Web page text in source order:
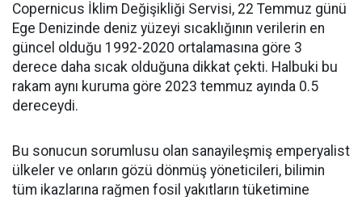
Copernicus İklim Değişikliği Servisi, 22 Temmuz günü
Ege Denizinde deniz yüzeyi sıcaklığının verilerin en
güncel olduğu 1992-2020 ortalamasına göre 3
derece daha sıcak olduğuna dikkat çekti. Halbuki bu
rakam aynı kuruma göre 2023 temmuz ayında 0.5
dereceydi.
Bu sonucun sorumlusu olan sanayileşmiş emperyalist
ülkeler ve onların gözü dönmüş yöneticileri, bilimin
tüm ikazlarına rağmen fosil yakıtların tüketimine